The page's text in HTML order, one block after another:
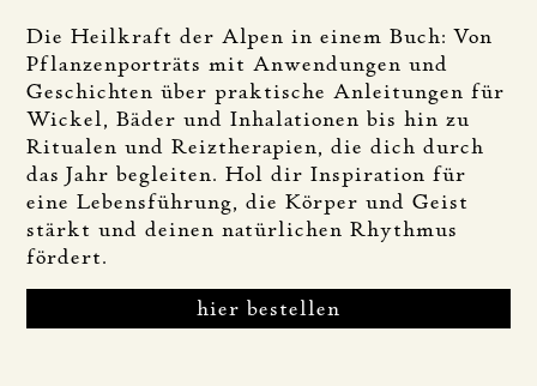
Die Heilkraft der Alpen in einem Buch: Von
Pflanzenporträts mit Anwendungen und
Geschichten über praktische Anleitungen für
Wickel, Bäder und Inhalationen bis hin zu
Ritualen und Reiztherapien, die dich durch
das Jahr begleiten. Hol dir Inspiration für
eine Lebensführung, die Körper und Geist
stärkt und deinen natürlichen Rhythmus
fördert.
hier bestellen